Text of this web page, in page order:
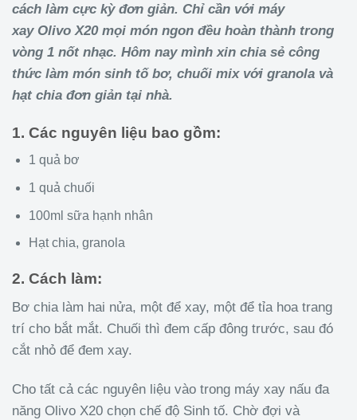
cách làm cực kỳ đơn giản. Chỉ cần với máy
xay Olivo X20 mọi món ngon đều hoàn thành trong
vòng 1 nốt nhạc. Hôm nay mình xin chia sẻ công
thức làm món sinh tố bơ, chuối mix với granola và
hạt chia đơn giản tại nhà.
1. Các nguyên liệu bao gồm:
1 quả bơ
1 quả chuối
100ml sữa hạnh nhân
Hạt chia, granola
2. Cách làm:
Bơ chia làm hai nửa, một để xay, một để tỉa hoa trang
trí cho bắt mắt. Chuối thì đem cấp đông trước, sau đó
cắt nhỏ để đem xay.
Cho tất cả các nguyên liệu vào trong máy xay nấu đa
năng Olivo X20 chọn chế độ Sinh tố. Chờ đợi và